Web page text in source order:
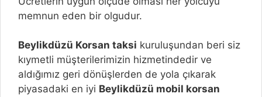
memnun eden bir olgudur.
Beylikdüzü Korsan taksi kuruluşundan beri siz
kıymetli müşterilerimizin hizmetindedir ve
aldığımız geri dönüşlerden de yola çıkarak
piyasadaki en iyi Beylikdüzü mobil korsan